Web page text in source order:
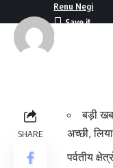
Last updated:
Renu Negi
SHARE
बड़ी
अच्छी,
पर्वतीय